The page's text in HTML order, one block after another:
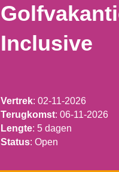
Inclusive
Vertrek: 02-11-2026
Terugkomst: 06-11-2026
Lengte: 5 dagen
Status: Open